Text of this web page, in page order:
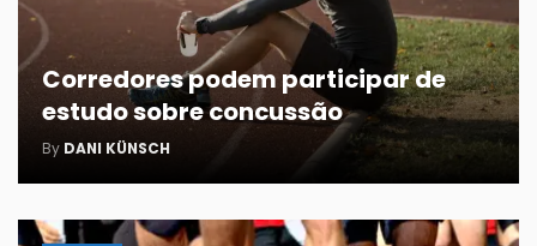
Corredores podem participar de
estudo sobre concussão
By DANI KÜNSCH